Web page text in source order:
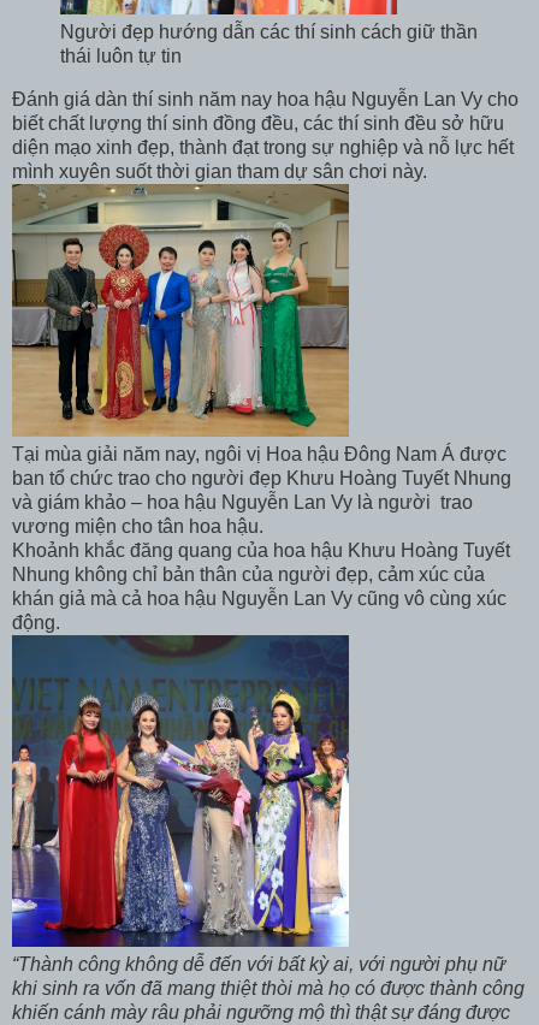
Người đẹp hướng dẫn các thí sinh cách giữ thần
thái luôn tự tin
Đánh giá dàn thí sinh năm nay hoa hậu Nguyễn Lan Vy cho
biết chất lượng thí sinh đồng đều, các thí sinh đều sở hữu
diện mạo xinh đẹp, thành đạt trong sự nghiệp và nỗ lực hết
mình xuyên suốt thời gian tham dự sân chơi này.
Tại mùa giải năm nay, ngôi vị Hoa hậu Đông Nam Á được
ban tổ chức trao cho người đẹp Khưu Hoàng Tuyết Nhung
và giám khảo – hoa hậu Nguyễn Lan Vy là người trao
vương miện cho tân hoa hậu.
Khoảnh khắc đăng quang của hoa hậu Khưu Hoàng Tuyết
Nhung không chỉ bản thân của người đẹp, cảm xúc của
khán giả mà cả hoa hậu Nguyễn Lan Vy cũng vô cùng xúc
động.
“Thành công không dễ đến với bất kỳ ai, với người phụ nữ
khi sinh ra vốn đã mang thiệt thòi mà họ có được thành công
khiến cánh mày râu phải ngưỡng mộ thì thật sự đáng được